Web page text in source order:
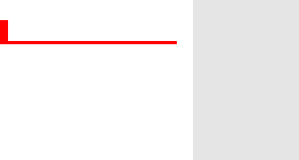
PASAR MURAH